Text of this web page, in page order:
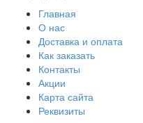
Главная
О нас
Доставка и оплата
Как заказать
Контакты
Акции
Карта сайта
Реквизиты